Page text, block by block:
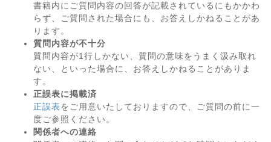
書籍内にご質問内容の回答が記載されているにもかかわ
らず、ご質問された場合にも、お答えしかねることがあ
ります。
質問内容が不十分
質問内容が1行しかない、質問の意味をうまく汲み取れ
ない、といった場合に、お答えしかねることがありま
す。
正誤表に掲載済
正誤表をご用意いたしておりますので、ご質問の前に一
度ご参照ください。
関係者への連絡